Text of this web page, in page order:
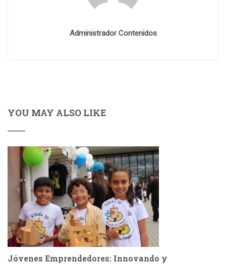
Administrador Contenidos
YOU MAY ALSO LIKE
Jóvenes Emprendedores: Innovando y